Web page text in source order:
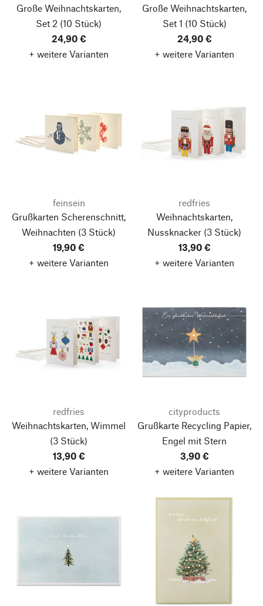
Große Weihnachtskarten,
Set 2 (10 Stück)
24,90 €
+ weitere Varianten
Große Weihnachtskarten,
Set 1 (10 Stück)
24,90 €
+ weitere Varianten
feinsein
Grußkarten Scherenschnitt,
Weihnachten (3 Stück)
19,90 €
+ weitere Varianten
redfries
Weihnachtskarten,
Nussknacker (3 Stück)
13,90 €
+ weitere Varianten
redfries
Weihnachtskarten, Wimmel
(3 Stück)
13,90 €
+ weitere Varianten
cityproducts
Grußkarte Recycling Papier,
Engel mit Stern
3,90 €
+ weitere Varianten